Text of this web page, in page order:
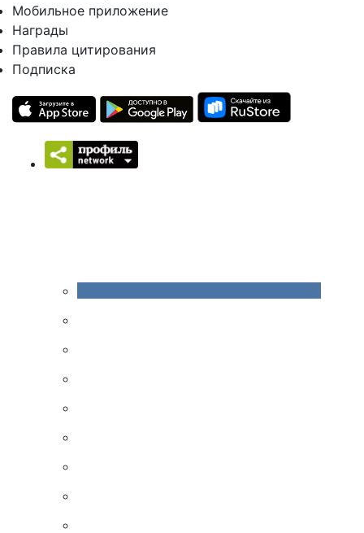
Мобильное приложение
Награды
Правила цитирования
Подписка